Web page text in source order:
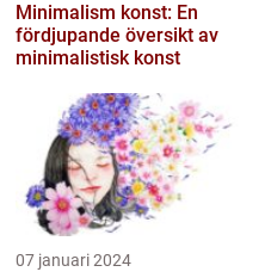
Minimalism konst: En
fördjupande översikt av
minimalistisk konst
07 januari 2024